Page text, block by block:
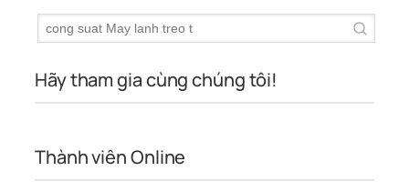
Hãy tham gia cùng chúng tôi!
Thành viên Online